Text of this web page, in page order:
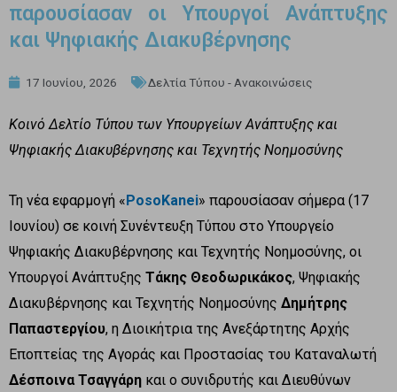
παρουσίασαν οι Υπουργοί Ανάπτυξης
και Ψηφιακής Διακυβέρνησης
17 Ιουνίου, 2026 Δελτία Τύπου - Ανακοινώσεις
Κοινό Δελτίο Τύπου των Υπουργείων Ανάπτυξης και
Ψηφιακής Διακυβέρνησης και Τεχνητής Νοημοσύνης
Τη νέα εφαρμογή «PosoKanei» παρουσίασαν σήμερα (17
Ιουνίου) σε κοινή Συνέντευξη Τύπου στο Υπουργείο
Ψηφιακής Διακυβέρνησης και Τεχνητής Νοημοσύνης, οι
Υπουργοί Ανάπτυξης Τάκης Θεοδωρικάκος, Ψηφιακής
Διακυβέρνησης και Τεχνητής Νοημοσύνης Δημήτρης
Παπαστεργίου, η Διοικήτρια της Ανεξάρτητης Αρχής
Εποπτείας της Αγοράς και Προστασίας του Καταναλωτή
Δέσποινα Τσαγγάρη και ο συνιδρυτής και Διευθύνων